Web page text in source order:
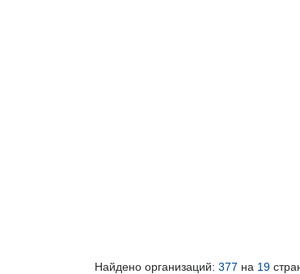
Найдено организаций: 377 на 19